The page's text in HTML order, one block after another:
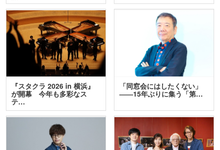
『スタクラ 2026 in 横浜』
が開幕 今年も多彩なス
テ…
「同窓会にはしたくない」
――15年ぶりに集う「第…